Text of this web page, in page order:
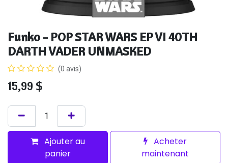
Funko - POP STAR WARS EP VI 40TH
DARTH VADER UNMASKED
(0 avis)
15,99 $
Ajouter au
panier
Acheter
maintenant